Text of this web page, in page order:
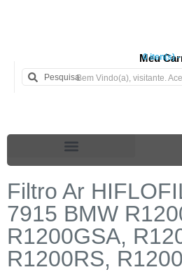
Meu
0 iten(s) -
Bem Vindo(a), visitante.
Filtro Ar
7915 BMW
R1200GSA,
R1200RS,